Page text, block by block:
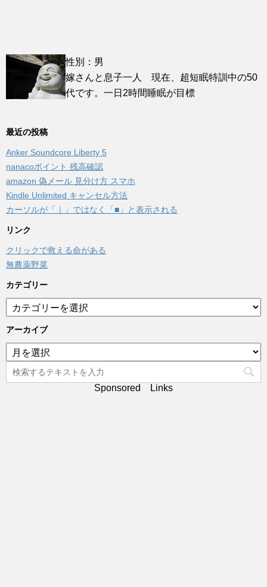
性別：男
嫁さんと息子一人 現在、超短眠特訓中の50
代です。一日2時間睡眠が目標
最近の投稿
Anker Soundcore Liberty 5
nanacoポイント 残高確認
amazon 偽メール 見分け方 スマホ
Kindle Unlimited キャンセル方法
カーソルが「｜」ではなく「■」と表示される
リンク
クリックで救える命がある
無農薬野菜
カテゴリー
テ
ゴ
リ
ー
アーカイブ
ア
ー
カ
イ
Sponsored Links